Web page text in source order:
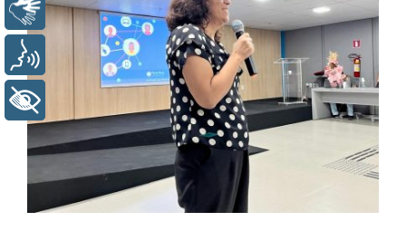
Libras
+ Acessibilidade